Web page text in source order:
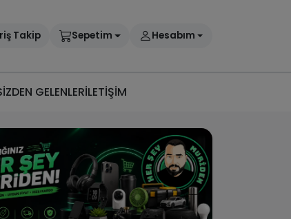
Takip Sepetim Hesabım
GELENLERİLETİŞİM